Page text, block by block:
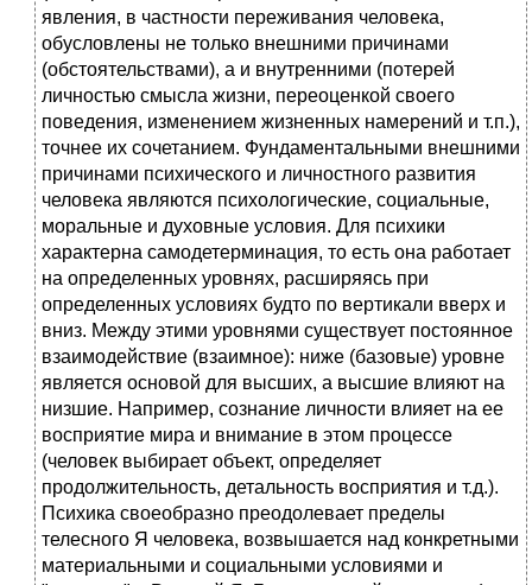
явления, в частности переживания человека,
обусловлены не только внешними причинами
(обстоятельствами), а и внутренними (потерей
личностью смысла жизни, переоценкой своего
поведения, изменением жизненных намерений и т.п.),
точнее их сочетанием. Фундаментальными внешними
причинами психического и личностного развития
человека являются психологические, социальные,
моральные и духовные условия. Для психики
характерна самодетерминация, то есть она работает
на определенных уровнях, расширяясь при
определенных условиях будто по вертикали вверх и
вниз. Между этими уровнями существует постоянное
взаимодействие (взаимное): ниже (базовые) уровне
является основой для высших, а высшие влияют на
низшие. Например, сознание личности влияет на ее
восприятие мира и внимание в этом процессе
(человек выбирает объект, определяет
продолжительность, детальность восприятия и т.д.).
Психика своеобразно преодолевает пределы
телесного Я человека, возвышается над конкретными
материальными и социальными условиями и